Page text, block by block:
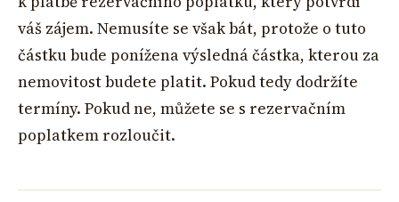
váš zájem. Nemusíte se však bát, protože o tuto
částku bude ponížena výsledná částka, kterou za
nemovitost budete platit. Pokud tedy dodržíte
termíny. Pokud ne, můžete se s rezervačním
poplatkem rozloučit.